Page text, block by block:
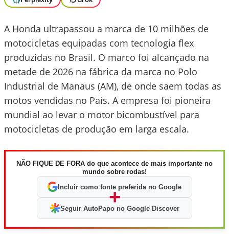
A Honda ultrapassou a marca de 10 milhões de
motocicletas equipadas com tecnologia flex
produzidas no Brasil. O marco foi alcançado na
metade de 2026 na fábrica da marca no Polo
Industrial de Manaus (AM), de onde saem todas as
motos vendidas no País. A empresa foi pioneira
mundial ao levar o motor bicombustível para
motocicletas de produção em larga escala.
NÃO FIQUE DE FORA do que acontece de mais importante no
mundo sobre rodas!
Incluir como fonte preferida no Google
+
Seguir AutoPapo no Google Discover